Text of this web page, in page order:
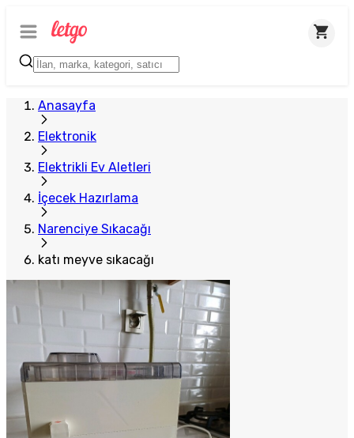
Anasayfa
Elektronik
Elektrikli Ev Aletleri
İçecek Hazırlama
Narenciye Sıkacağı
katı meyve sıkacağı
Plus Satıcı